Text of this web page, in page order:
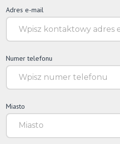
Adres e-mail
Numer telefonu
Miasto